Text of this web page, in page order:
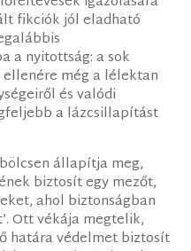
fikciók jól eladható
a nyitottság: a sok
még a lélektan
és valódi
a lázcsillapítást
állapítja meg,
biztosít egy mezőt,
ahol biztonságban
Ott vékája megtelik,
határa védelmet biztosít